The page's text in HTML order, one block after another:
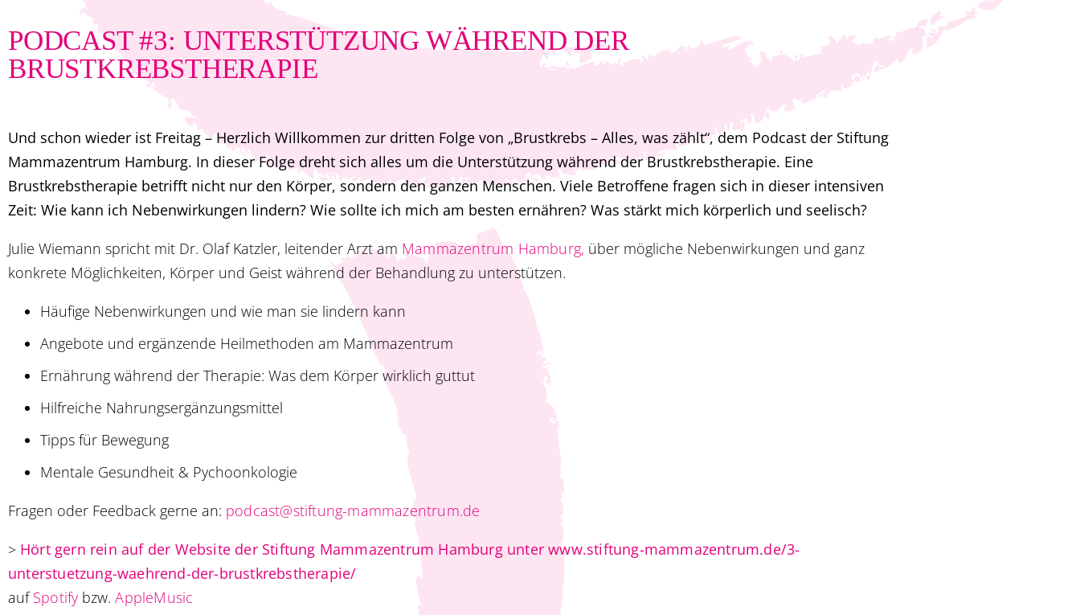
PODCAST #3: UNTERSTÜTZUNG WÄHREND DER
BRUSTKREBSTHERAPIE
Und schon wieder ist Freitag – Herzlich Willkommen zur dritten Folge von „Brustkrebs – Alles, was zählt“, dem Podcast der Stiftung
Mammazentrum Hamburg. In dieser Folge dreht sich alles um die Unterstützung während der Brustkrebstherapie. Eine
Brustkrebstherapie betrifft nicht nur den Körper, sondern den ganzen Menschen. Viele Betroffene fragen sich in dieser intensiven
Zeit: Wie kann ich Nebenwirkungen lindern? Wie sollte ich mich am besten ernähren? Was stärkt mich körperlich und seelisch?
Julie Wiemann spricht mit Dr. Olaf Katzler, leitender Arzt am Mammazentrum Hamburg, über mögliche Nebenwirkungen und ganz
konkrete Möglichkeiten, Körper und Geist während der Behandlung zu unterstützen.
Häufige Nebenwirkungen und wie man sie lindern kann
Angebote und ergänzende Heilmethoden am Mammazentrum
Ernährung während der Therapie: Was dem Körper wirklich guttut
Hilfreiche Nahrungsergänzungsmittel
Tipps für Bewegung
Mentale Gesundheit & Pychoonkologie
Fragen oder Feedback gerne an: podcast@stiftung-mammazentrum.de
> Hört gern rein auf der Website der Stiftung Mammazentrum Hamburg unter www.stiftung-mammazentrum.de/3-
unterstuetzung-waehrend-der-brustkrebstherapie/
aufSpotifybzw.AppleMusic